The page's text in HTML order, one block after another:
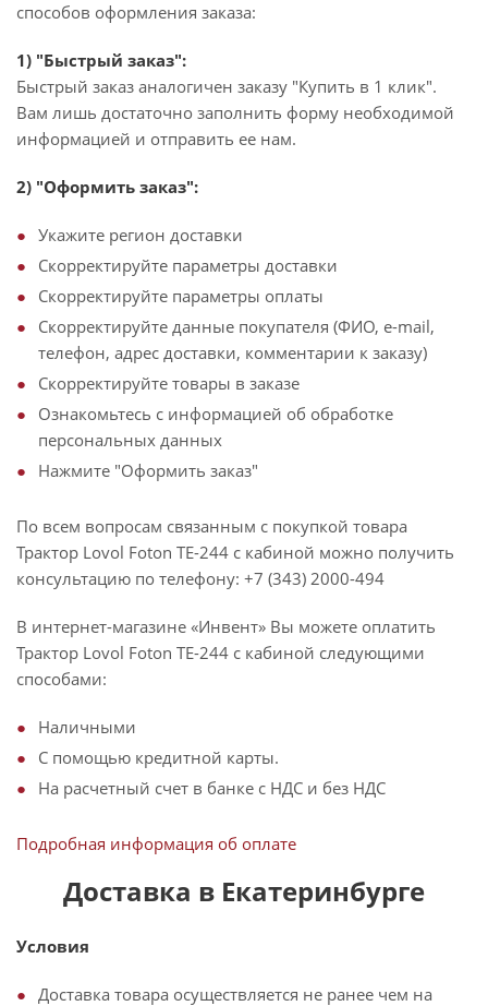
способов оформления заказа:
1) "Быстрый заказ":
Быстрый заказ аналогичен заказу "Купить в 1 клик".
Вам лишь достаточно заполнить форму необходимой
информацией и отправить ее нам.
2) "Оформить заказ":
Укажите регион доставки
Скорректируйте параметры доставки
Скорректируйте параметры оплаты
Скорректируйте данные покупателя (ФИО, e-mail,
телефон, адрес доставки, комментарии к заказу)
Скорректируйте товары в заказе
Ознакомьтесь с информацией об обработке
персональных данных
Нажмите "Оформить заказ"
По всем вопросам связанным с покупкой товара
Трактор Lovol Foton TE-244 с кабиной можно получить
консультацию по телефону: +7 (343) 2000-494
В интернет-магазине «Инвент» Вы можете оплатить
Трактор Lovol Foton TE-244 с кабиной следующими
способами:
Наличными
С помощью кредитной карты.
На расчетный счет в банке с НДС и без НДС
Подробная информация об оплате
Доставка в Екатеринбурге
Условия
Доставка товара осуществляется не ранее чем на